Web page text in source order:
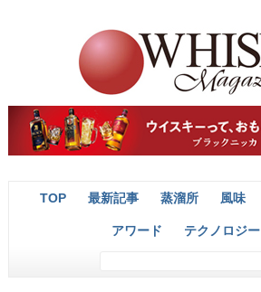
TOP 最新記事 蒸溜所 風味
アワード テクノロジー